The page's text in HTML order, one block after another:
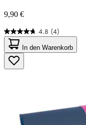
9,90 €
4.8 (4)
4.8
von
5
Sternen.
4
In den Warenkorb